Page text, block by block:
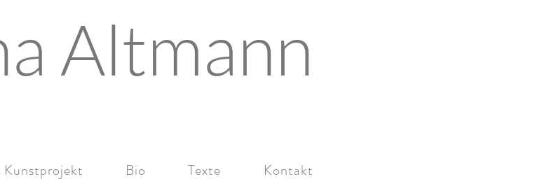
Altmann
Kunstprojekt Bio Texte Kontakt